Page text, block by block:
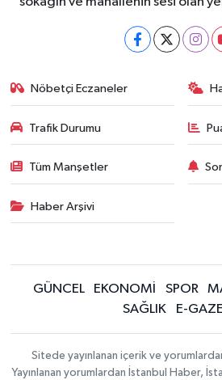
Nöbetçi Eczaneler
Trafik Durumu
Tüm Manşetler
Haber Arşivi
GÜNCEL EKONOMİ SPOR
SAĞLIK
E-
Sitede yayınlanan içerik ve
Yayınlanan yorumlardan İstanbul Haber,